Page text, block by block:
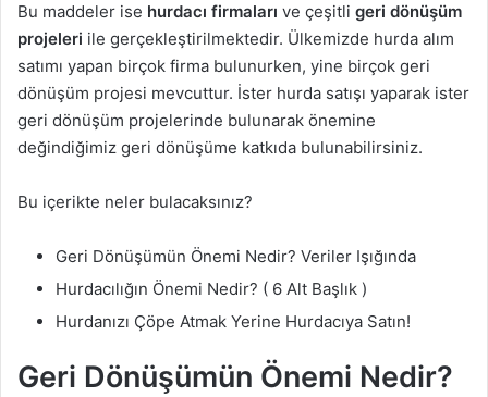
Bu maddeler ise hurdacı firmaları ve çeşitli geri dönüşüm
projeleri ile gerçekleştirilmektedir. Ülkemizde hurda alım
satımı yapan birçok firma bulunurken, yine birçok geri
dönüşüm projesi mevcuttur. İster hurda satışı yaparak ister
geri dönüşüm projelerinde bulunarak önemine
değindiğimiz geri dönüşüme katkıda bulunabilirsiniz.
Bu içerikte neler bulacaksınız?
Geri Dönüşümün Önemi Nedir? Veriler Işığında
Hurdacılığın Önemi Nedir? ( 6 Alt Başlık )
Hurdanızı Çöpe Atmak Yerine Hurdacıya Satın!
Geri Dönüşümün Önemi Nedir?